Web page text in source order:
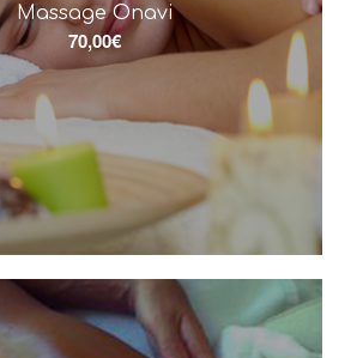
Massage Onavi
70,00€